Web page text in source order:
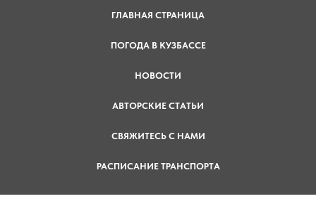
ГЛАВНАЯ СТРАНИЦА
ПОГОДА В КУЗБАССЕ
НОВОСТИ
АВТОРСКИЕ СТАТЬИ
СВЯЖИТЕСЬ С НАМИ
РАСПИСАНИЕ ТРАНСПОРТА